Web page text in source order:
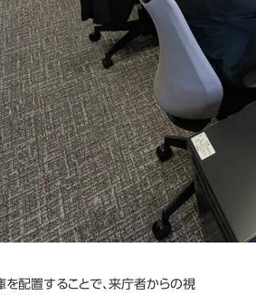
配置することで、来庁者からの視